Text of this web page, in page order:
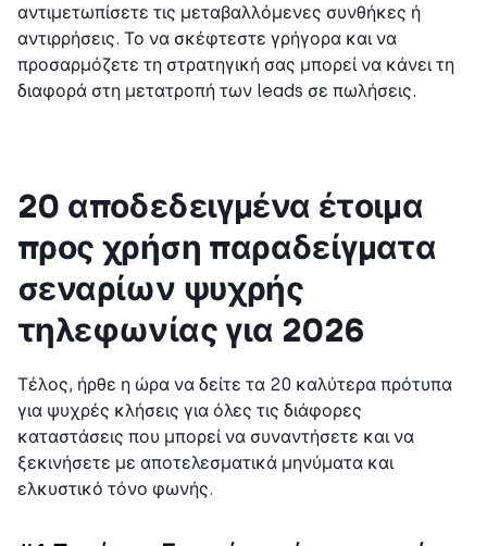
αντιμετωπίσετε τις μεταβαλλόμενες συνθήκες ή
αντιρρήσεις. Το να σκέφτεστε γρήγορα και να
προσαρμόζετε τη στρατηγική σας μπορεί να κάνει τη
διαφορά στη μετατροπή των leads σε πωλήσεις.
20 αποδεδειγμένα έτοιμα
προς χρήση παραδείγματα
σεναρίων ψυχρής
τηλεφωνίας για 2026
Τέλος, ήρθε η ώρα να δείτε τα 20 καλύτερα πρότυπα
για ψυχρές κλήσεις για όλες τις διάφορες
καταστάσεις που μπορεί να συναντήσετε και να
ξεκινήσετε με αποτελεσματικά μηνύματα και
ελκυστικό τόνο φωνής.